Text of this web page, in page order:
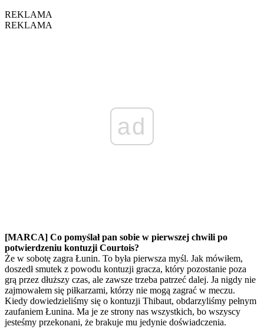
REKLAMA
REKLAMA
ad
[MARCA] Co pomyślał pan sobie w pierwszej chwili po
potwierdzeniu kontuzji Courtois?
Że w sobotę zagra Łunin. To była pierwsza myśl. Jak mówiłem,
doszedł smutek z powodu kontuzji gracza, który pozostanie poza
grą przez dłuższy czas, ale zawsze trzeba patrzeć dalej. Ja nigdy nie
zajmowałem się piłkarzami, którzy nie mogą zagrać w meczu.
Kiedy dowiedzieliśmy się o kontuzji Thibaut, obdarzyliśmy pełnym
zaufaniem Łunina. Ma je ze strony nas wszystkich, bo wszyscy
jesteśmy przekonani, że brakuje mu jedynie doświadczenia.